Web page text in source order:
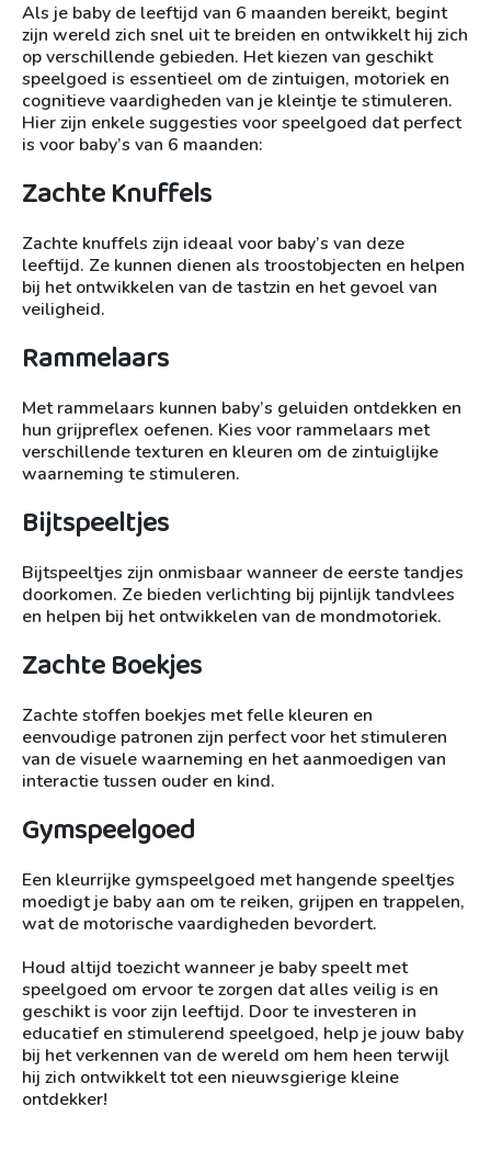
Als je baby de leeftijd van 6 maanden bereikt, begint
zijn wereld zich snel uit te breiden en ontwikkelt hij zich
op verschillende gebieden. Het kiezen van geschikt
speelgoed is essentieel om de zintuigen, motoriek en
cognitieve vaardigheden van je kleintje te stimuleren.
Hier zijn enkele suggesties voor speelgoed dat perfect
is voor baby’s van 6 maanden:
Zachte Knuffels
Zachte knuffels zijn ideaal voor baby’s van deze
leeftijd. Ze kunnen dienen als troostobjecten en helpen
bij het ontwikkelen van de tastzin en het gevoel van
veiligheid.
Rammelaars
Met rammelaars kunnen baby’s geluiden ontdekken en
hun grijpreflex oefenen. Kies voor rammelaars met
verschillende texturen en kleuren om de zintuiglijke
waarneming te stimuleren.
Bijtspeeltjes
Bijtspeeltjes zijn onmisbaar wanneer de eerste tandjes
doorkomen. Ze bieden verlichting bij pijnlijk tandvlees
en helpen bij het ontwikkelen van de mondmotoriek.
Zachte Boekjes
Zachte stoffen boekjes met felle kleuren en
eenvoudige patronen zijn perfect voor het stimuleren
van de visuele waarneming en het aanmoedigen van
interactie tussen ouder en kind.
Gymspeelgoed
Een kleurrijke gymspeelgoed met hangende speeltjes
moedigt je baby aan om te reiken, grijpen en trappelen,
wat de motorische vaardigheden bevordert.
Houd altijd toezicht wanneer je baby speelt met
speelgoed om ervoor te zorgen dat alles veilig is en
geschikt is voor zijn leeftijd. Door te investeren in
educatief en stimulerend speelgoed, help je jouw baby
bij het verkennen van de wereld om hem heen terwijl
hij zich ontwikkelt tot een nieuwsgierige kleine
ontdekker!